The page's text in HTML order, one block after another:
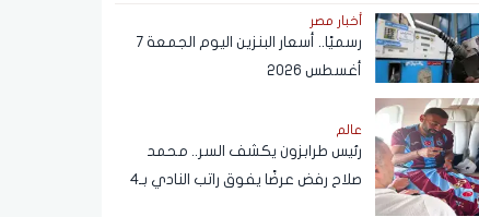
أخبار مصر
رسميًا.. أسعار البنزين اليوم الجمعة 7
أغسطس 2026
عالم
رئيس طرابزون يكشف السر.. محمد
صلاح رفض عرضًا يفوق راتب النادي بـ4